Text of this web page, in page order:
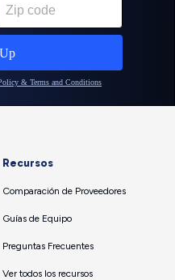
Recursos
Comparación de Proveedores
Guías de Equipo
Preguntas Frecuentes
Ver todos los recursos